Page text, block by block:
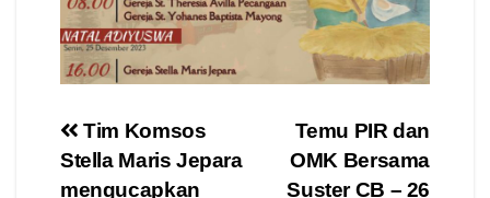
Post
navigation
Temu PIR dan
OMK Bersama
Suster CB – 26
Tim Komsos
Stella Maris Jepara
mengucapkan